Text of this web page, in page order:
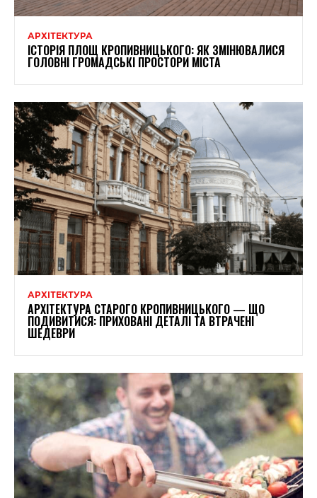
АРХІТЕКТУРА
ІСТОРІЯ ПЛОЩ КРОПИВНИЦЬКОГО: ЯК ЗМІНЮВАЛИСЯ
ГОЛОВНІ ГРОМАДСЬКІ ПРОСТОРИ МІСТА
АРХІТЕКТУРА
АРХІТЕКТУРА СТАРОГО КРОПИВНИЦЬКОГО — ЩО
ПОДИВИТИСЯ: ПРИХОВАНІ ДЕТАЛІ ТА ВТРАЧЕНІ
ШЕДЕВРИ